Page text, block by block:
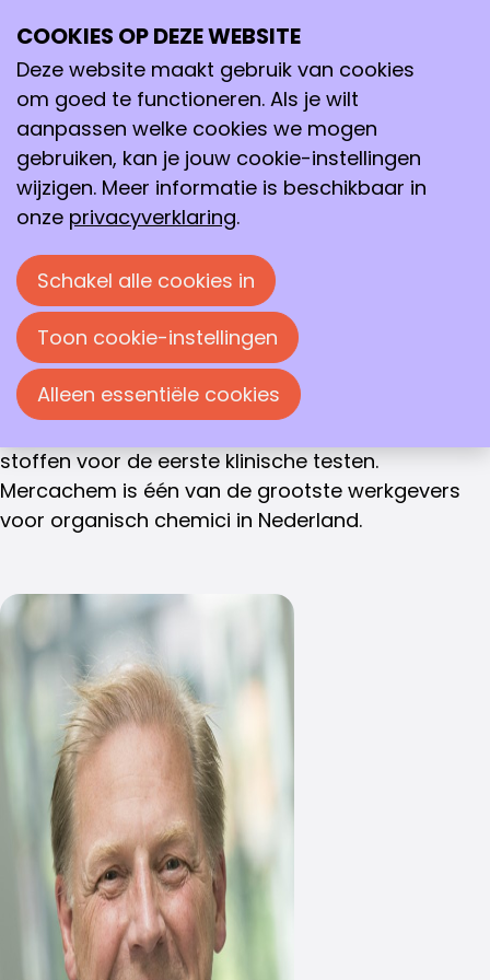
Ir. Jan Schultz
Jan Schultz heeft aan de TU Delft chemische
technologie gestudeerd en is vanaf het begin van
zijn professionele carrière werkzaam bij contract
research organisaties op het gebied van
preklinisch geneesmiddelenonderzoek.
Jan Schultz is sinds 2009 werkzaam als director
Business Development bij Mercachem. Het in
Nijmegen gevestigde bedrijf heeft 140 chemici in
dienst die werken aan ‘small molecule drug
discovery en development’ projecten van initiële
‘hit validation’ van farmacologisch actieve
stoffen voor de eerste klinische testen.
Mercachem is één van de grootste werkgevers
voor organisch chemici in Nederland.
COOKIES OP DEZE WEBSITE
Deze website maakt gebruik van cookies
om goed te functioneren. Als je wilt
aanpassen welke cookies we mogen
gebruiken, kan je jouw cookie-instellingen
wijzigen. Meer informatie is beschikbaar in
onze privacyverklaring.
Schakel alle cookies in
Toon cookie-instellingen
Alleen essentiële cookies